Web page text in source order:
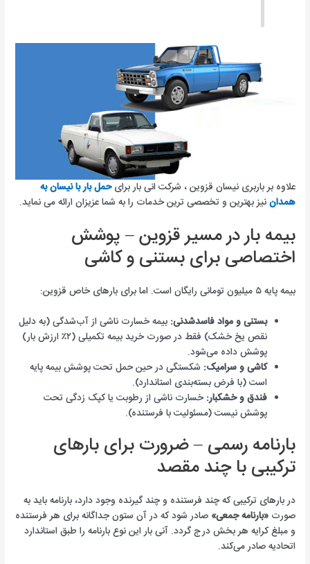
علاوه بر باربری نیسان قزوین ، شرکت انی بار برایحمل بار با نیسان به
همداننیز بهترین و تخصصی ترین خدمات را به شما عزیزان ارائه می نماید.
بیمه بار در مسیر قزوین – پوشش
اختصاصی برای بستنی و کاشی
بیمه پایه ۵ میلیون تومانی رایگان است. اما برای بارهای خاص قزوین:
بستنی و مواد فاسدشدنی: بیمه خسارت ناشی از آب‌شدگی (به دلیل
نقص یخ خشک) فقط در صورت خرید بیمه تکمیلی (۲٪ ارزش بار)
پوشش داده می‌شود.
کاشی و سرامیک: شکستگی در حین حمل تحت پوشش بیمه پایه
است (با فرض بسته‌بندی استاندارد).
فندق و خشکبار:خسارت ناشی از رطوبت یا کپک زدگی تحت
پوشش نیست (مسئولیت با فرستنده).
بارنامه رسمی – ضرورت برای بارهای
ترکیبی با چند مقصد
در بارهای ترکیبی که چند فرستنده و چند گیرنده وجود دارد، بارنامه باید به
صورت«بارنامه جمعی» صادر شود که در آن ستون جداگانه برای هر فرستنده
و مبلغ کرایه هر بخش درج گردد. آنی بار این نوع بارنامه را طبق استاندارد
اتحادیه صادر می‌کند.